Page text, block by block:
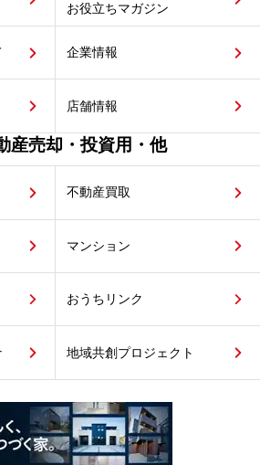
お役立ちマガジン
企業情報
店舗情報
産売却・投資用・他
不動産買取
マンション
おうちリンク
地域共創プロジェクト